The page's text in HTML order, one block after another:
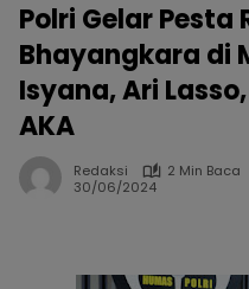
Polri Gelar Pesta
Bhayangkara di
Isyana, Ari
AKA
Redaksi
2 Min Baca
30/06/2024